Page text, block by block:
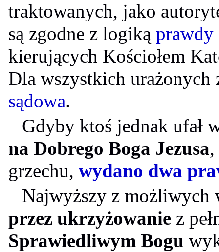
traktowanych, jako
są zgodne z logiką prawdy
kierujących Kościołem
Dla wszystkich urażonych
sądowa.
Gdyby ktoś jednak ufał
na Dobrego Boga Jezusa
grzechu, wydano dwa
Najwyższy z możliwych
przez ukrzyżowaniez
Sprawiedliwym Bogu